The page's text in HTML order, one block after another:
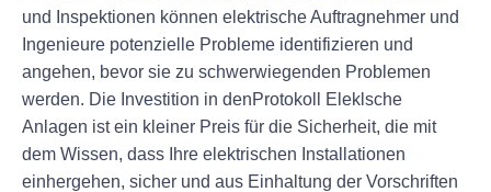
und Inspektionen können elektrische Auftragnehmer und
Ingenieure potenzielle Probleme identifizieren und
angehen, bevor sie zu schwerwiegenden Problemen
werden. Die Investition in denProtokoll Eleklsche
Anlagen ist ein kleiner Preis für die Sicherheit, die mit
dem Wissen, dass Ihre elektrischen Installationen
einhergehen, sicher und aus Einhaltung der Vorschriften